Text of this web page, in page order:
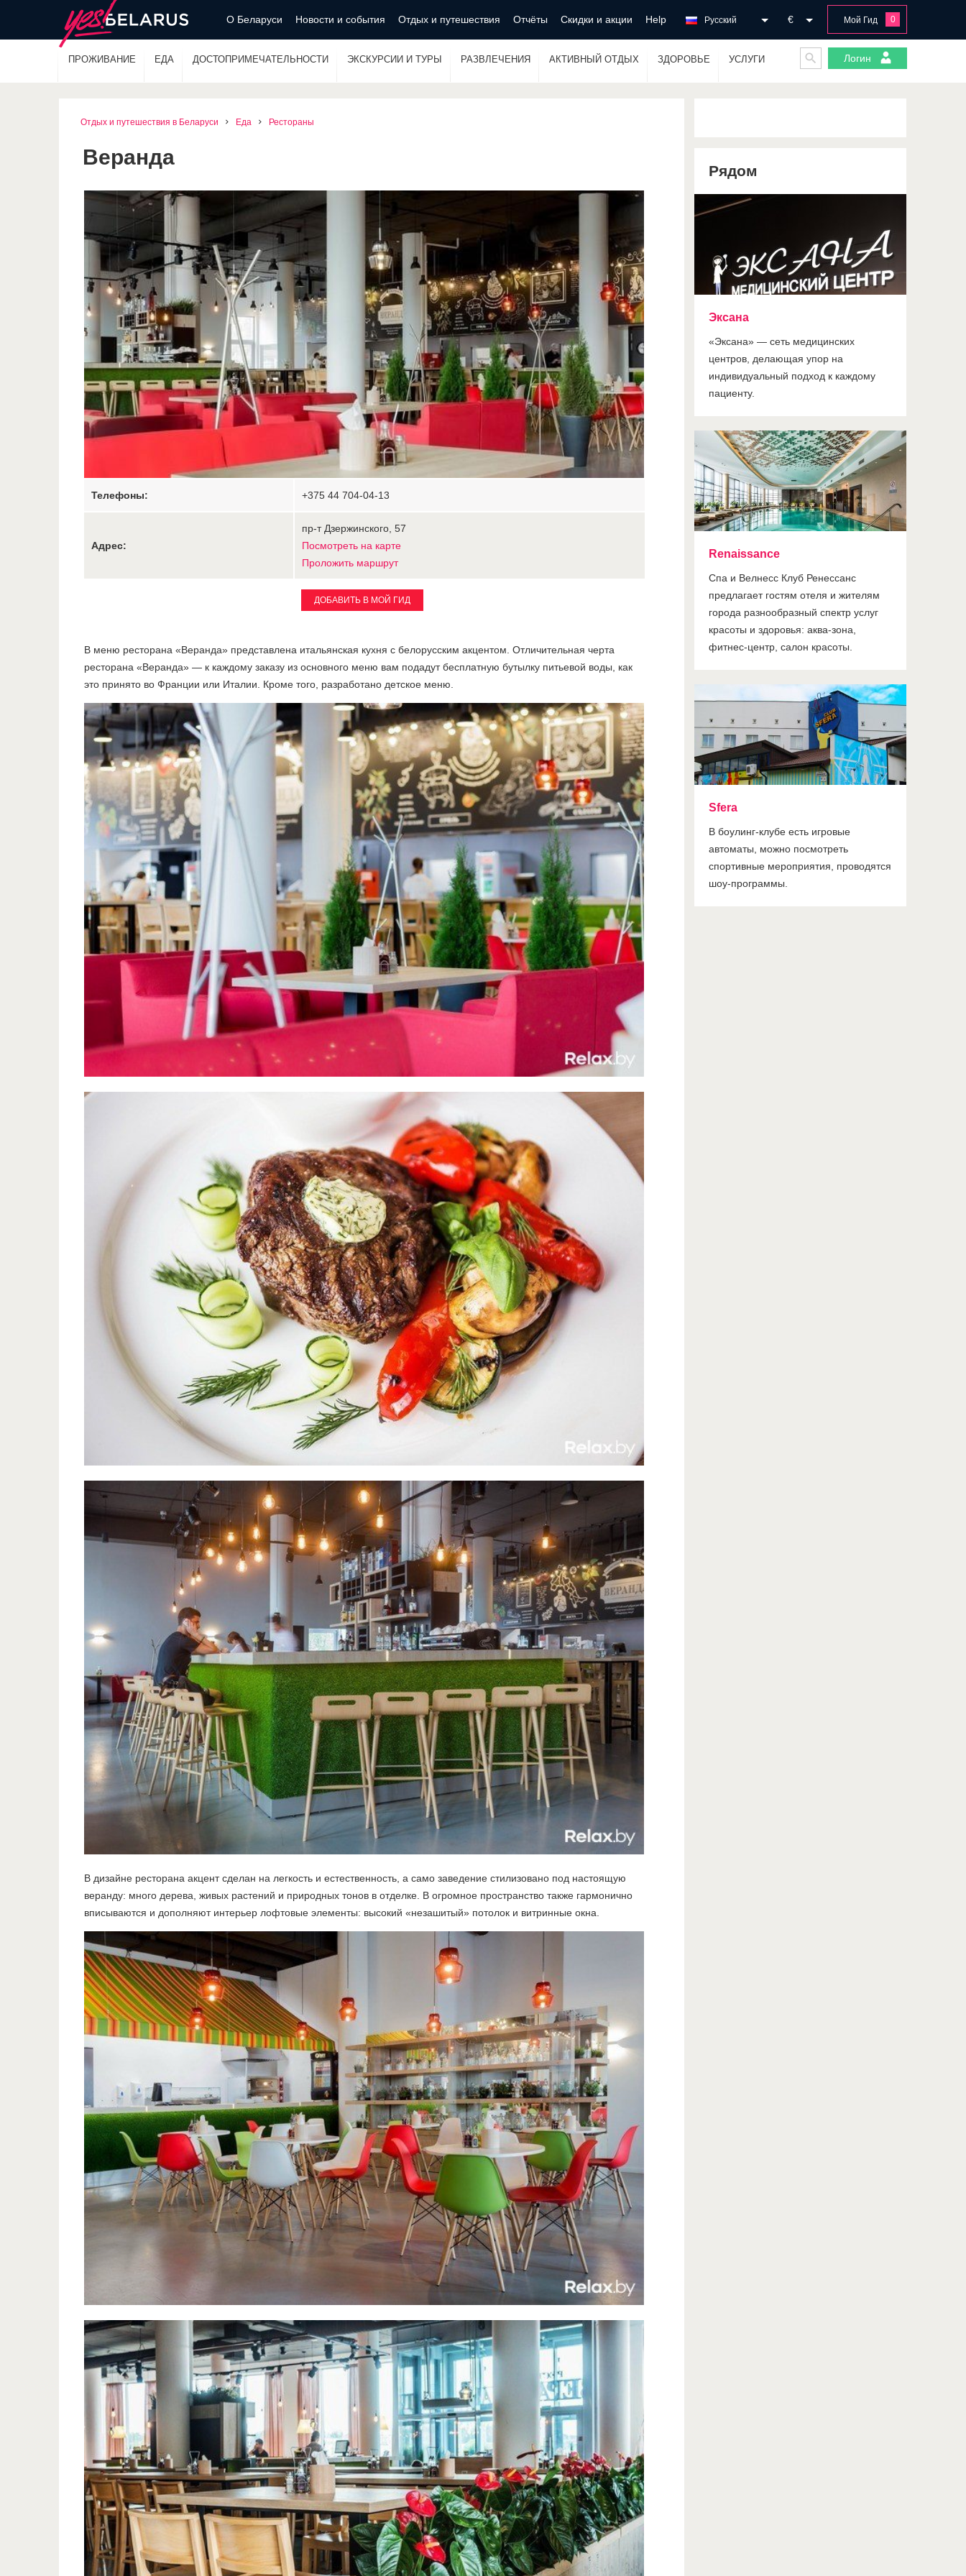
О Беларуси Новости и события Отдых и путешествия Отчёты Скидки и акции Help Мой Гид 0
€
Русский
ПРОЖИВАНИЕ ЕДА ДОСТОПРИМЕЧАТЕЛЬНОСТИ ЭКСКУРСИИ И ТУРЫ РАЗВЛЕЧЕНИЯ АКТИВНЫЙ ОТДЫХ ЗДОРОВЬЕ УСЛУГИ Логин
Отдых и путешествия в Беларуси Еда Рестораны
Веранда
Телефоны: +375 44 704-04-13
Адрес:
пр-т Дзержинского, 57
Посмотреть на карте
Проложить маршрут
ДОБАВИТЬ В МОЙ ГИД
В меню ресторана «Веранда» представлена итальянская кухня с белорусским акцентом. Отличительная черта
ресторана «Веранда» — к каждому заказу из основного меню вам подадут бесплатную бутылку питьевой воды, как
это принято во Франции или Италии. Кроме того, разработано детское меню.
В дизайне ресторана акцент сделан на легкость и естественность, а само заведение стилизовано под настоящую
веранду: много дерева, живых растений и природных тонов в отделке. В огромное пространство также гармонично
вписываются и дополняют интерьер лофтовые элементы: высокий «незашитый» потолок и витринные окна.
Рядом
Эксана
«Эксана» — сеть медицинских
центров, делающая упор на
индивидуальный подход к каждому
пациенту.
Renaissance
Спа и Велнесс Клуб Ренессанс
предлагает гостям отеля и жителям
города разнообразный спектр услуг
красоты и здоровья: аква-зона,
фитнес-центр, салон красоты.
Sfera
В боулинг-клубе есть игровые
автоматы, можно посмотреть
спортивные мероприятия, проводятся
шоу-программы.